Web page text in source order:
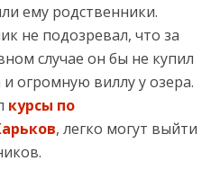
ему родственники.
не подозревал, что за
случае он бы не купил
огромную виллу у озера.
курсы по
, легко могут выйти